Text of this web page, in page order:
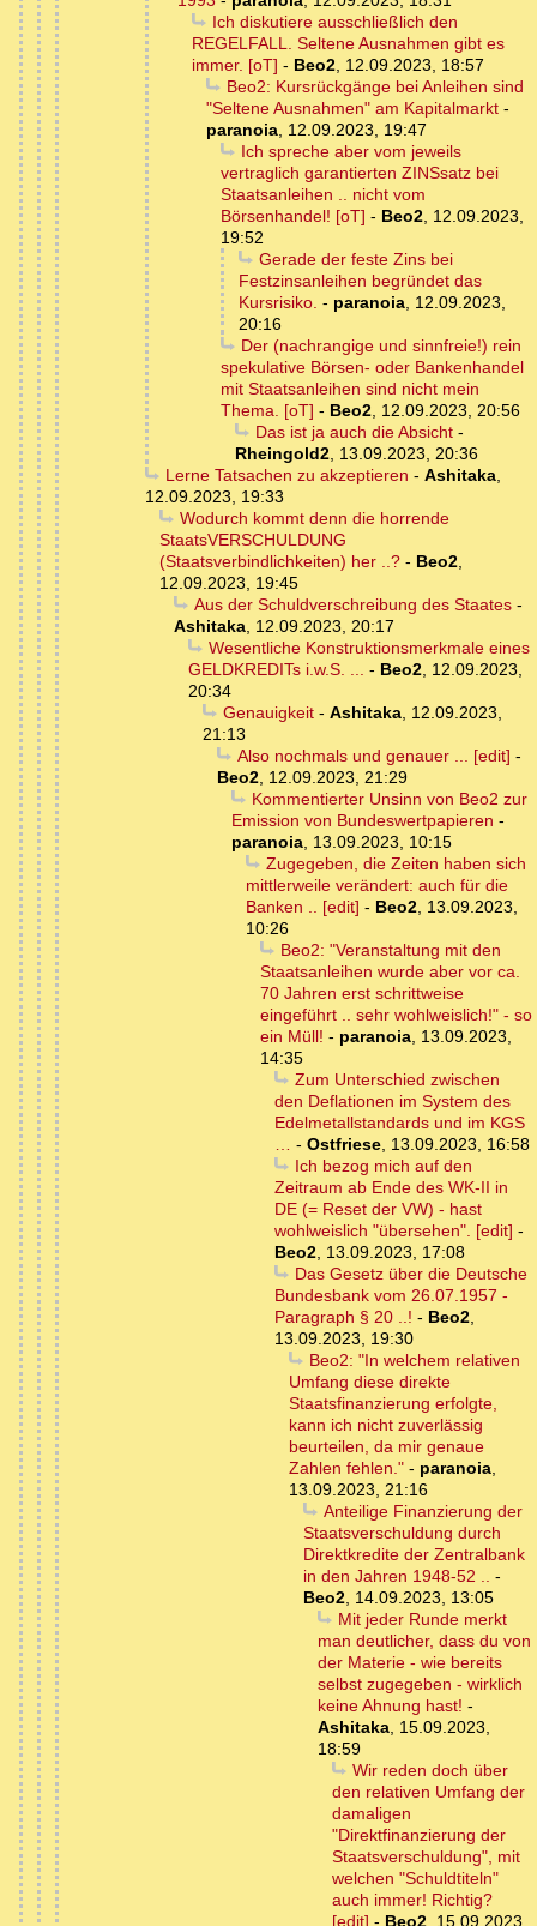
Ich diskutiere ausschließlich den
REGELFALL. Seltene Ausnahmen gibt es
immer. [oT] - Beo2, 12.09.2023, 18:57
Beo2: Kursrückgänge bei Anleihen sind
"Seltene Ausnahmen" am Kapitalmarkt -
paranoia, 12.09.2023, 19:47
Ich spreche aber vom jeweils
vertraglich garantierten ZINSsatz bei
Staatsanleihen .. nicht vom
Börsenhandel! [oT] - Beo2, 12.09.2023,
19:52
Gerade der feste Zins bei
Festzinsanleihen begründet das
Kursrisiko. - paranoia, 12.09.2023,
20:16
Der (nachrangige und sinnfreie!) rein
spekulative Börsen- oder Bankenhandel
mit Staatsanleihen sind nicht mein
Thema. [oT] - Beo2, 12.09.2023, 20:56
Das ist ja auch die Absicht-
Rheingold2, 13.09.2023, 20:36
Lerne Tatsachen zu akzeptieren - Ashitaka,
12.09.2023, 19:33
Wodurch kommt denn die horrende
StaatsVERSCHULDUNG
(Staatsverbindlichkeiten) her ..? - Beo2,
12.09.2023, 19:45
Aus der Schuldverschreibung des Staates-
Ashitaka, 12.09.2023, 20:17
Wesentliche Konstruktionsmerkmale eines
GELDKREDITs i.w.S. ... - Beo2, 12.09.2023,
20:34
Genauigkeit- Ashitaka, 12.09.2023,
21:13
Also nochmals und genauer ... [edit] -
Beo2, 12.09.2023, 21:29
Kommentierter Unsinn von Beo2 zur
Emission von Bundeswertpapieren -
paranoia, 13.09.2023, 10:15
Zugegeben, die Zeiten haben sich
mittlerweile verändert: auch für die
Banken .. [edit] - Beo2, 13.09.2023,
10:26
Beo2: "Veranstaltung mit den
Staatsanleihen wurde aber vor ca.
70 Jahren erst schrittweise
eingeführt .. sehr wohlweislich!" - so
ein Müll! - paranoia, 13.09.2023,
14:35
Zum Unterschied zwischen
den Deflationen im System des
Edelmetallstandards und im KGS
… - Ostfriese, 13.09.2023, 16:58
Ich bezog mich auf den
Zeitraum ab Ende des WK-II in
DE (= Reset der VW) - hast
wohlweislich "übersehen". [edit] -
Beo2, 13.09.2023, 17:08
Das Gesetz über die Deutsche
Bundesbank vom 26.07.1957 -
Paragraph § 20 ..! - Beo2,
13.09.2023, 19:30
Beo2: "In welchem relativen
Umfang diese direkte
Staatsfinanzierung erfolgte,
kann ich nicht zuverlässig
beurteilen, da mir genaue
Zahlen fehlen." - paranoia,
13.09.2023, 21:16
Anteilige Finanzierung der
Staatsverschuldung durch
Direktkredite der Zentralbank
in den Jahren 1948-52 .. -
Beo2, 14.09.2023, 13:05
Mit jeder Runde merkt
man deutlicher, dass du von
der Materie - wie bereits
selbst zugegeben - wirklich
keine Ahnung hast! -
Ashitaka, 15.09.2023,
18:59
Wir reden doch über
den relativen Umfang der
damaligen
"Direktfinanzierung der
Staatsverschuldung", mit
welchen "Schuldtiteln"
auch immer! Richtig?
[edit] - Beo2 15.09.2023,